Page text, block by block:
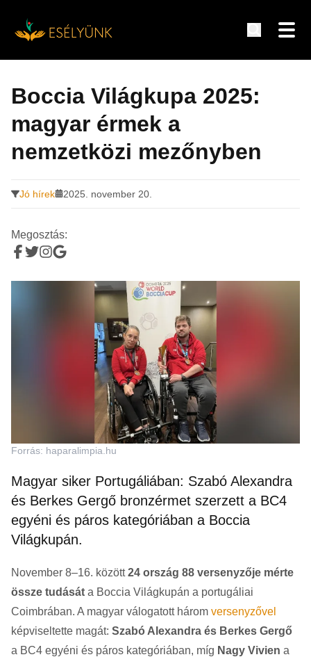
tartalomra
Boccia Világkupa 2025:
magyar érmek a
nemzetközi mezőnyben
Jó hírek 2025. november 20.
Megosztás:
Forrás: haparalimpia.hu
Magyar siker Portugáliában: Szabó Alexandra
és Berkes Gergő bronzérmet szerzett a BC4
egyéni és páros kategóriában a Boccia
Világkupán.
November 8–16. között24 ország 88 versenyzője mérte
össze tudását a Boccia Világkupán a portugáliai
Coimbrában. A magyar válogatott három versenyzővel
képviseltette magát: Szabó Alexandra és Berkes Gergő
a BC4 egyéni és páros kategóriában, míg Nagy Vivien a